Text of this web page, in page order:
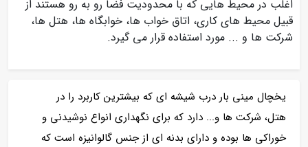
اغلب در محیط هایی که با محدودیت فضا رو به رو هستند از
قبیل محیط های کاری، اتاق خواب ها، خوابگاه ها، هتل ها،
شرکت ها و ... مورد استفاده قرار می گیرد.
یخچال مینی بار درب شیشه ای که بیشترین کاربرد را در
هتل، شرکت ها و... دارد که برای نگهداری انواع نوشیدنی و
خوراکی ها بوده و دارای بدنه ای از جنس گالوانیزه است که